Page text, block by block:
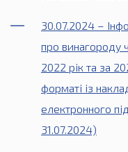
30.07.2024 –
про винагороду
2022 рік та за
форматі із
електронного
31.07.2024)